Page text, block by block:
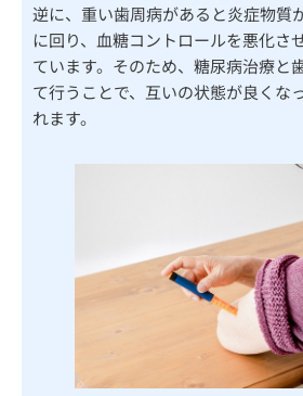
逆に、重い歯周病があると炎症物質
に回り、血糖コントロールを悪化さ
ています。そのため、糖尿病治療と
て行うことで、互いの状態が良くな
れます。